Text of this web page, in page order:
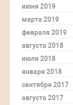
июня 2019
марта 2019
февраля 2019
августа 2018
июля 2018
января 2018
сентября 2017
августа 2017